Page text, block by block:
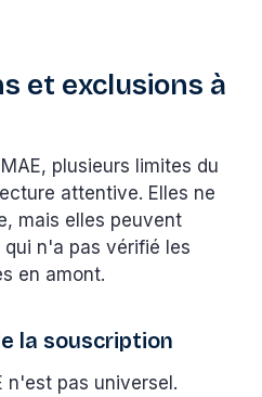
et exclusions à
plusieurs limites du
attentive. Elles ne
mais elles peuvent
n'a pas vérifié les
en amont.
la souscription
n'est pas universel.